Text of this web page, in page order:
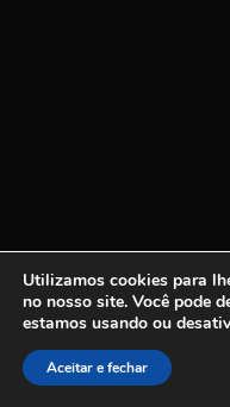
Utilizamos cookies para
no nosso site. Você pode
estamos usando ou
Aceitar e fechar